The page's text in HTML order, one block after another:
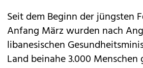
Seit dem Beginn der jüngsten
Anfang März wurden nach
libanesischen
Land beinahe 3.000 Menschen